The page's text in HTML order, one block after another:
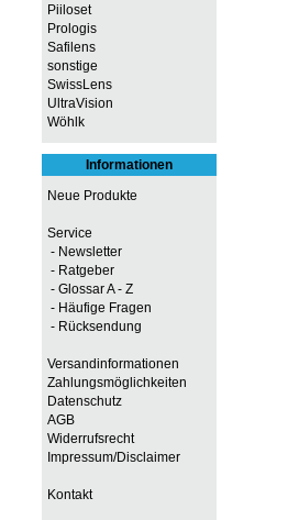
Piiloset
Prologis
Safilens
sonstige
SwissLens
UltraVision
Wöhlk
Informationen
Neue Produkte
Service
- Newsletter
- Ratgeber
- Glossar A - Z
- Häufige Fragen
- Rücksendung
Versandinformationen
Zahlungsmöglichkeiten
Datenschutz
AGB
Widerrufsrecht
Impressum/Disclaimer
Kontakt